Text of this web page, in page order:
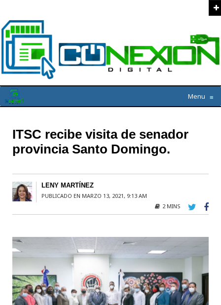
Menu ≡
ITSC recibe visita de senador
provincia Santo Domingo.
LENY MARTÍNEZ
PUBLICADO EN MARZO 13, 2021, 9:13 AM
2 MINS